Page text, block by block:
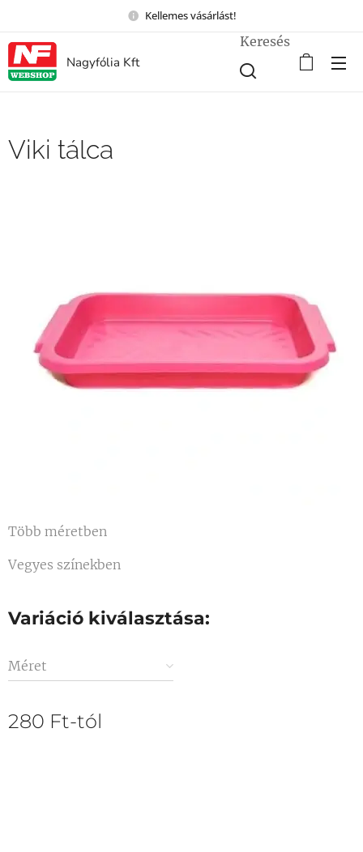
Kellemes vásárlást!
Nagyfólia Kft
Keresés
Viki tálca
Több méretben
Vegyes színekben
Variáció kiválasztása:
Méret
280 Ft-tól